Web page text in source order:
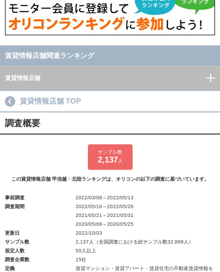
賃貸情報店舗関連ランキング
賃貸情報店舗
賃貸情報店舗 TOP
調査概要
サンプル数
2,137 人
この賃貸情報店舗 甲信越・北陸ランキングは、オリコンの以下の調査に基づいています。
事前調査
2022/03/08～2022/05/13
調査期間
2022/05/16～2022/05/26
2021/05/21～2021/05/31
2020/05/08～2020/05/25
更新日
2022/10/03
サンプル数
2,137人（全国調査における総サンプル数32,899人）
規定人数
50人以上
調査企業数
15社
定義
賃貸マンション・賃貸アパート・賃貸住宅の不動産賃貸情報を